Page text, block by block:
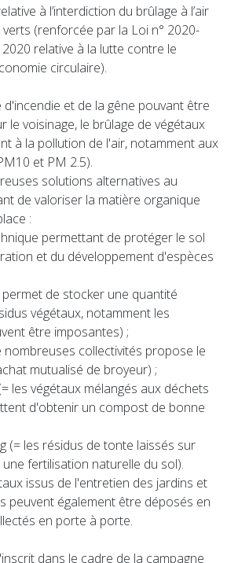
à l’interdiction du brûlage à l’air
(renforcée par la Loi n° 2020-
relative à la lutte contre le
circulaire).
d'incendie et de la gêne pouvant être
le voisinage, le brûlage de végétaux
à la pollution de l'air, notamment aux
et PM 2.5).
solutions alternatives au
de valoriser la matière organique
:
permettant de protéger le sol
et du développement d'espèces
de stocker une quantité
végétaux, notamment les
être imposantes) ;
nombreuses collectivités propose le
mutualisé de broyeur) ;
les végétaux mélangés aux déchets
d'obtenir un compost de bonne
(= les résidus de tonte laissés sur
fertilisation naturelle du sol).
issus de l'entretien des jardins et
peuvent également être déposés en
en porte à porte.
dans le cadre de la campagne